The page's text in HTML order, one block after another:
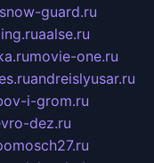
snow-guard.ru
aalse.ru
movie-one.ru
andreislyusar.ru
i-grom.ru
dez.ru